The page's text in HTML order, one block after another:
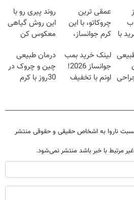
با
عمقی ترین
چروکاتو، با این
کرم جوانساز،
تخفیف سفارش
فوری)
روند پیری رو با
این روش گیاهی
معکوس کن
لینک خرید بمب
جوانساز 2026!
اونم با تخفیف
درمان طبیعی
چین و چروک در
30روز با کرم
ناروا به اشخاص حقیقی و حقوقی منتشر
مرتبط با خبر باشد منتشر نمی‌شود.